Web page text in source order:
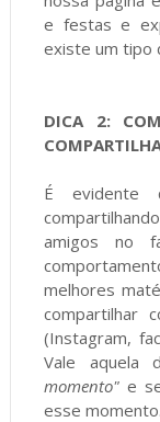
e festas e
existe um tipo
DICA 2:
É
amigos no
melhores
compartilhar
(Instagram,
Vale aquela
momento"e
esse momento.